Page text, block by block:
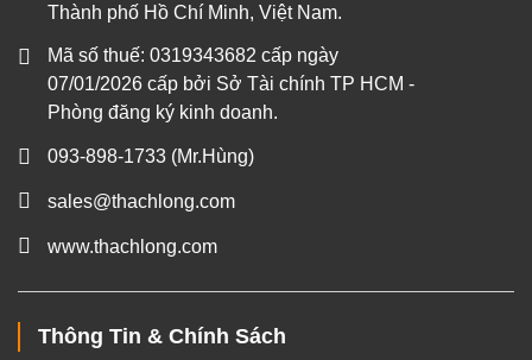
Thành phố Hồ Chí Minh, Việt Nam.
Mã số thuế: 0319343682 cấp ngày
07/01/2026 cấp bởi Sở Tài chính TP HCM -
Phòng đăng ký kinh doanh.
093-898-1733 (Mr.Hùng)
sales@thachlong.com
www.thachlong.com
Thông Tin & Chính Sách